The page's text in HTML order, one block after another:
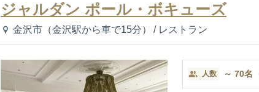
ジャルダン ポール・ボキューズ
金沢市（金沢駅から車で15分） / レストラン
人数 ～ 70名